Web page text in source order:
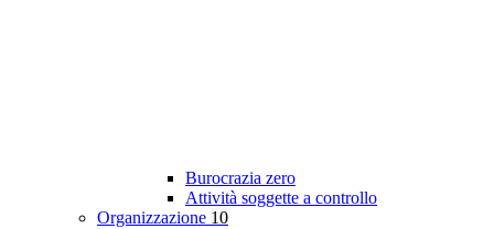
Burocrazia zero
Attività soggette a controllo
Organizzazione 10